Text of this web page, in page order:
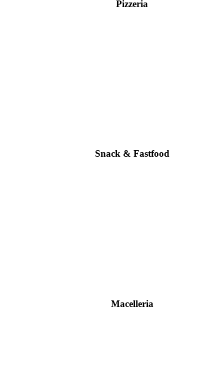
Pizzeria
Snack & Fastfood
Macelleria